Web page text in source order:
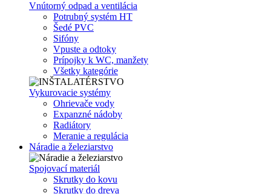
Vnútorný odpad a ventilácia
Potrubný systém HT
Šedé PVC
Sifóny
Vpuste a odtoky
Prípojky k WC, manžety
Všetky kategórie
Vykurovacie systémy
Ohrievače vody
Expanzné nádoby
Radiátory
Meranie a regulácia
Náradie a železiarstvo
Spojovací materiál
Skrutky do kovu
Skrutky do dreva